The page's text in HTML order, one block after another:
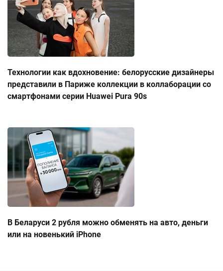
Технологии как вдохновение: белорусские дизайнеры
представили в Париже коллекции в коллаборации со
смартфонами серии Huawei Pura 90s
В Беларуси 2 рубля можно обменять на авто, деньги
или на новенький iPhone